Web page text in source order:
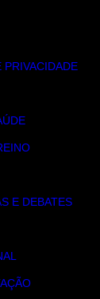
PRIVACIDADE
E DEBATES